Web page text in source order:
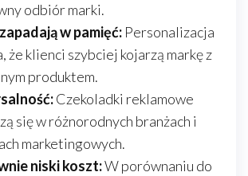
odbiór marki.
w pamięć: Personalizacja
że klienci szybciej kojarzą markę z
produktem.
Czekoladki reklamowe
się w różnorodnych branżach i
marketingowych.
niski koszt:W porównaniu do